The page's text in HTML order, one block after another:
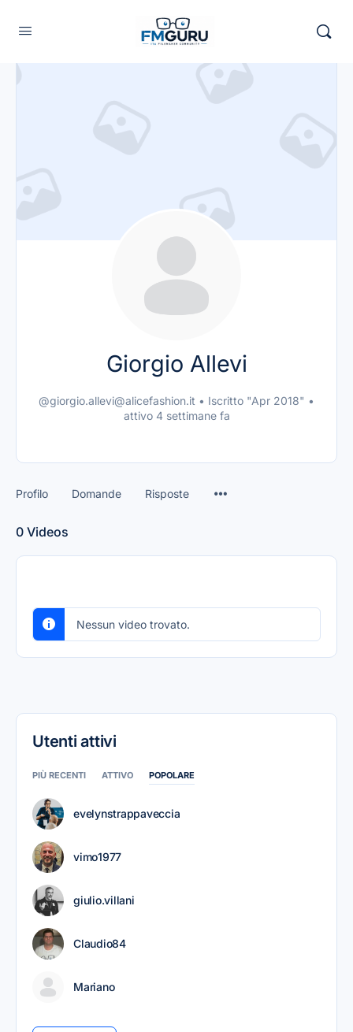
Giorgio Allevi
@giorgio.allevi@alicefashion.it • Iscritto "Apr 2018" •
attivo 4 settimane fa
Profilo Domande Risposte
0 Videos
Nessun video trovato.
Utenti attivi
PIÙ RECENTI ATTIVO POPOLARE
evelynstrappaveccia
vimo1977
giulio.villani
Claudio84
Mariano